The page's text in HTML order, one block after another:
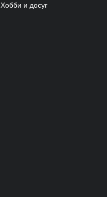
Хобби и досуг